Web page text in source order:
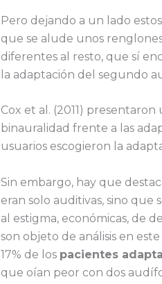
Pero dejando a un lado
que se alude unos
diferentes al resto, que sí
la adaptación del segundo
Cox et al. (2011)
binauralidad frente a las
usuarios escogieron la
Sin embargo, hay que
eran solo auditivas, sino que
al estigma, económicas, de
son objeto de análisis en
17% de los pacientes
que oían peor con dos